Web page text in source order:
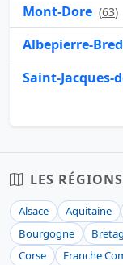
Mont-Dore (63)
Albepierre-
Saint-Jacques-
LES
Alsace Aquitaine
Bourgogne
Corse
Franche